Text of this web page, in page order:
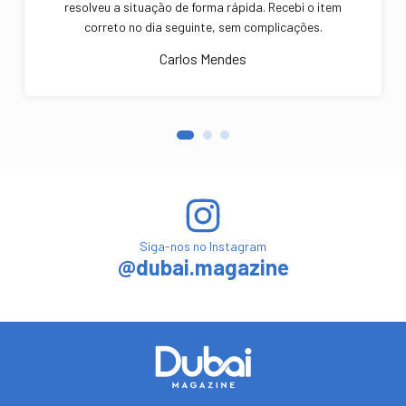
resolveu a situação de forma rápida. Recebi o item
correto no dia seguinte, sem complicações.
Carlos Mendes
Siga-nos no Instagram
@dubai.magazine